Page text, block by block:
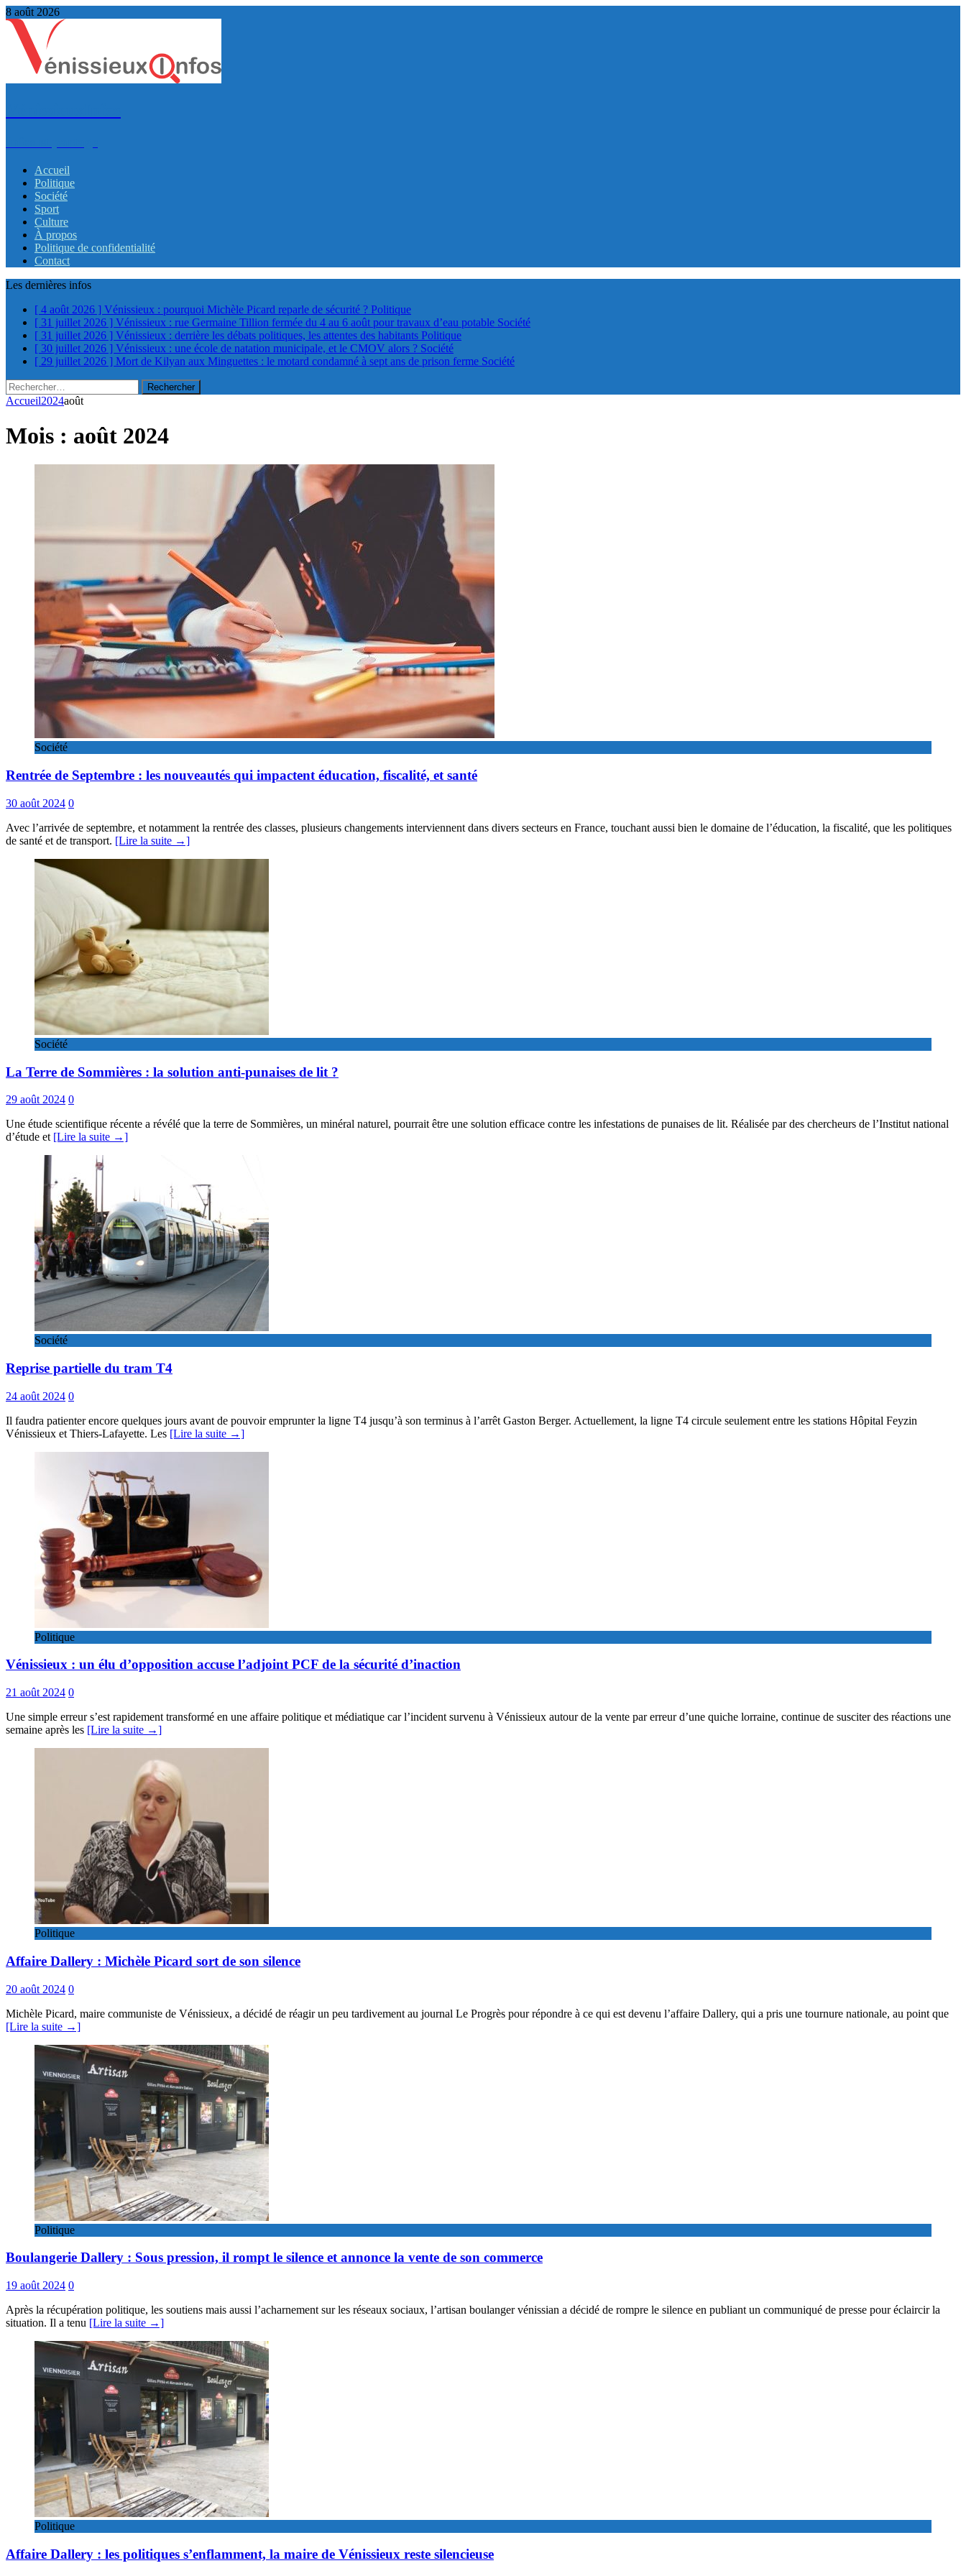
8 août 2026
Accueil
Politique
Société
Sport
Culture
À propos
Politique de confidentialité
Contact
Les dernières infos
[ 4 août 2026 ] Vénissieux : pourquoi Michèle Picard reparle de sécurité ? Politique
[ 31 juillet 2026 ] Vénissieux : rue Germaine Tillion fermée du 4 au 6 août pour travaux d’eau potable Société
[ 31 juillet 2026 ] Vénissieux : derrière les débats politiques, les attentes des habitants Politique
[ 30 juillet 2026 ] Vénissieux : une école de natation municipale, et le CMOV alors ? Société
[ 29 juillet 2026 ] Mort de Kilyan aux Minguettes : le motard condamné à sept ans de prison ferme Société
Rechercher :
Accueil2024août
Mois : août 2024
Société
Rentrée de Septembre : les nouveautés qui impactent éducation, fiscalité, et santé
30 août 2024 0
Avec l’arrivée de septembre, et notamment la rentrée des classes, plusieurs changements interviennent dans divers secteurs en France, touchant aussi bien le domaine de l’éducation, la fiscalité, que les politiques
de santé et de transport. [Lire la suite →]
Société
La Terre de Sommières : la solution anti-punaises de lit ?
29 août 2024 0
Une étude scientifique récente a révélé que la terre de Sommières, un minéral naturel, pourrait être une solution efficace contre les infestations de punaises de lit. Réalisée par des chercheurs de l’Institut national
d’étude et [Lire la suite →]
Société
Reprise partielle du tram T4
24 août 2024 0
Il faudra patienter encore quelques jours avant de pouvoir emprunter la ligne T4 jusqu’à son terminus à l’arrêt Gaston Berger. Actuellement, la ligne T4 circule seulement entre les stations Hôpital Feyzin
Vénissieux et Thiers-Lafayette. Les [Lire la suite →]
Politique
Vénissieux : un élu d’opposition accuse l’adjoint PCF de la sécurité d’inaction
21 août 2024 0
Une simple erreur s’est rapidement transformé en une affaire politique et médiatique car l’incident survenu à Vénissieux autour de la vente par erreur d’une quiche lorraine, continue de susciter des réactions une
semaine après les [Lire la suite →]
Politique
Affaire Dallery : Michèle Picard sort de son silence
20 août 2024 0
Michèle Picard, maire communiste de Vénissieux, a décidé de réagir un peu tardivement au journal Le Progrès pour répondre à ce qui est devenu l’affaire Dallery, qui a pris une tournure nationale, au point que
[Lire la suite →]
Politique
Boulangerie Dallery : Sous pression, il rompt le silence et annonce la vente de son commerce
19 août 2024 0
Après la récupération politique, les soutiens mais aussi l’acharnement sur les réseaux sociaux, l’artisan boulanger vénissian a décidé de rompre le silence en publiant un communiqué de presse pour éclaircir la
situation. Il a tenu [Lire la suite →]
Politique
Affaire Dallery : les politiques s’enflamment, la maire de Vénissieux reste silencieuse